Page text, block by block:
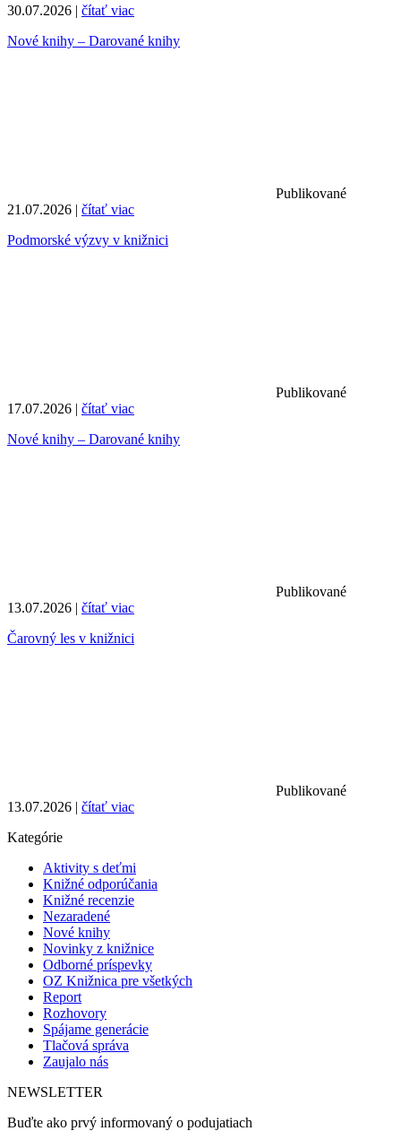
30.07.2026 | čítať viac
Nové knihy – Darované knihy
Publikované
21.07.2026 | čítať viac
Podmorské výzvy v knižnici
Publikované
17.07.2026 | čítať viac
Nové knihy – Darované knihy
Publikované
13.07.2026 | čítať viac
Čarovný les v knižnici
Publikované
13.07.2026 | čítať viac
Kategórie
Aktivity s deťmi
Knižné odporúčania
Knižné recenzie
Nezaradené
Nové knihy
Novinky z knižnice
Odborné príspevky
OZ Knižnica pre všetkých
Report
Rozhovory
Spájame generácie
Tlačová správa
Zaujalo nás
NEWSLETTER
Buďte ako prvý informovaný o podujatiach